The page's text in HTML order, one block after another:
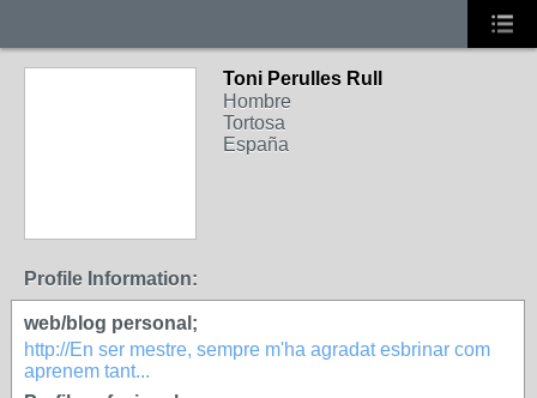
Toni Perulles Rull
Hombre
Tortosa
España
Profile Information:
web/blog personal;
http://En ser mestre, sempre m'ha agradat esbrinar com
aprenem tant...